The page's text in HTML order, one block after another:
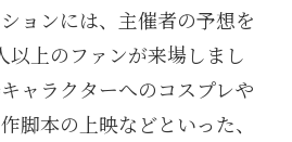
ョンには、主催者の予想を
以上のファンが来場しまし
ャラクターへのコスプレや
脚本の上映などといった、